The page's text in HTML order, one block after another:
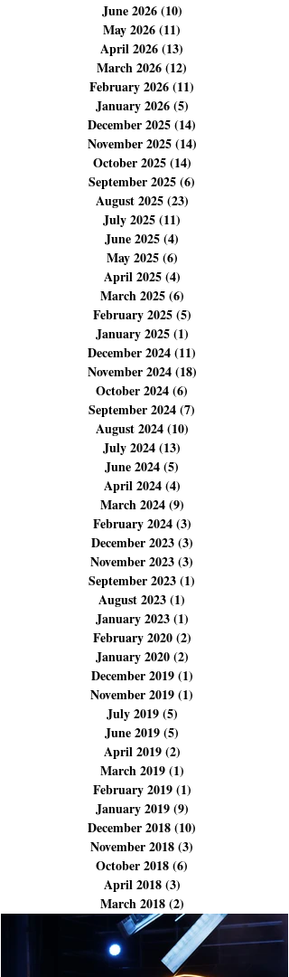
Archives
August 2026 (5)
July 2026 (22)22 posts
June 2026(10)10 posts
May 2026(11)11 posts
April 2026(13)13 posts
March 2026(12)12 posts
February 2026 (11)11 posts
January 2026 (5)5 posts
December 2025(14)
November 2025(14)
October 2025 (14)
September 2025
August 2025(23)
July 2025(11)
June 2025(4)4 posts
May 2025(6)6 posts
April 2025(4)4 posts
March 2025(6)6 posts
February 2025 (5)5 posts
January 2025 (1)
December 2024(11)
November 2024(18)
October 2024(6)
September 2024
August 2024 (10)
July 2024(13)13 posts
June 2024(5)5 posts
April 2024(4)4 posts
March 2024(9)9 posts
February 2024(3)3 posts
December 2023(3)
November 2023 (3)
September 2023 (1)
August 2023 (1)1 post
January 2023(1)1 post
February 2020 (2)2 posts
January 2020(2)
December 2019(1)
November 2019(1)
July 2019 (5)5 posts
June 2019(5)5 posts
April 2019(2)2 posts
March 2019(1)1 post
February 2019 (1)1 post
January 2019 (9)
December 2018(10)
November 2018(3)3 posts
October 2018 (6)6 posts
April 2018
(3)3 posts
March 2018(2)2 posts